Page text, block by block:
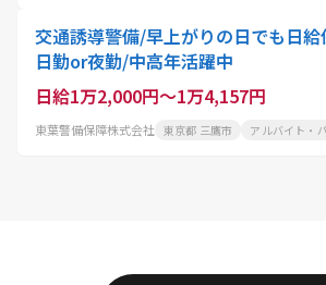
交通誘導警備/早上がりの日でも日
日勤or夜勤/中高年活躍中
日給1万2,000円～1万4,157円
東葉警備保障株式会社 東京都 三鷹市 アルバイト・